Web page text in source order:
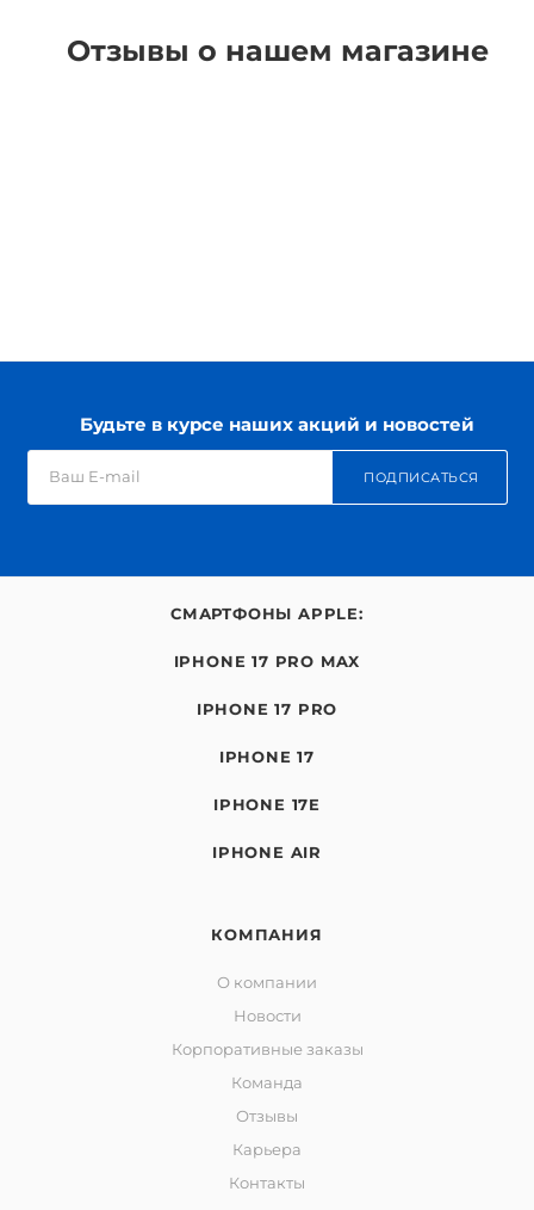
Отзывы о нашем магазине
Будьте в курсе наших акций и новостей
ПОДПИСАТЬСЯ
СМАРТФОНЫ APPLE:
IPHONE 17 PRO MAX
IPHONE 17 PRO
IPHONE 17
IPHONE 17E
IPHONE AIR
КОМПАНИЯ
О компании
Новости
Корпоративные заказы
Команда
Отзывы
Карьера
Контакты